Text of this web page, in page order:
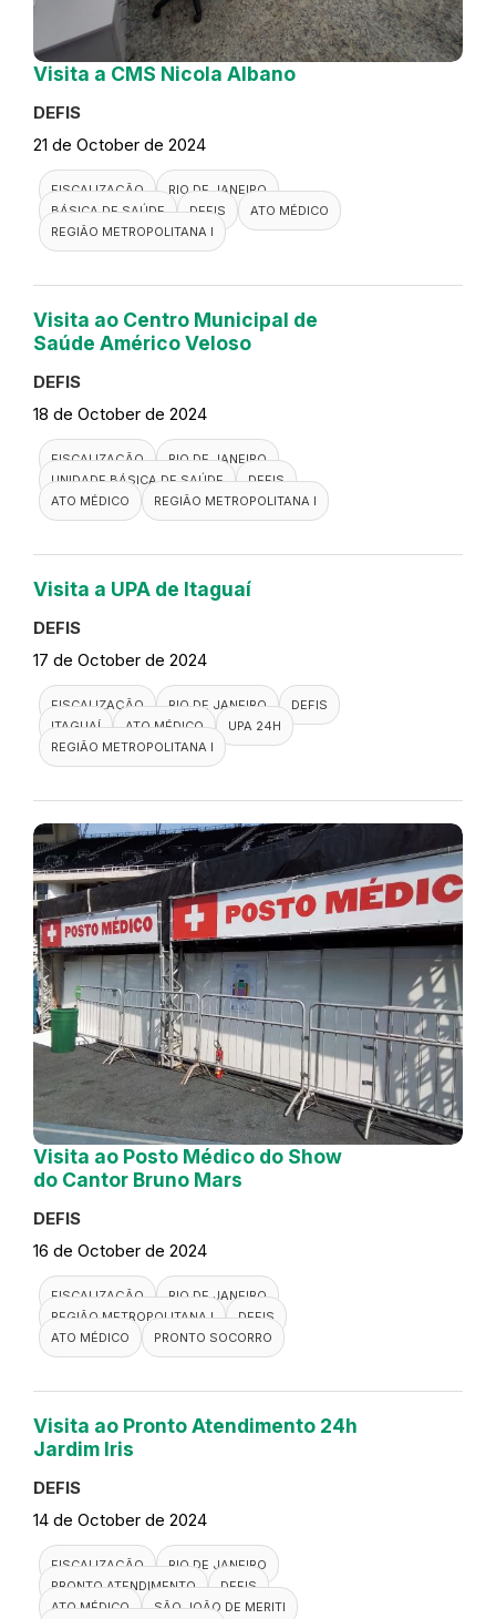
UNIDADE BÁSICA
DEFIS
ATO MÉDICO
REGIÃO METROPOLITANA I.
Visita a CMS Nicola Albano
21 de October de 2024
FISCALIZAÇÃO
RIO DE JANEIRO
Visita ao Centro Municipal de
Saúde Américo Veloso
DEFIS
18 de October de 2024
UNIDADE BÁSICA DE SAÚDE
DEFIS
Visita a UPA de Itaguaí
DEFIS
17 de October de 2024
FISCALIZAÇÃO RIO DE JANEIRO
DEFIS
ITAGUAÍ
ATO MÉDICO
UPA 24H
REGIÃO METROPOLITANA I
do Cantor Bruno Mars
16 de October de 2024
FISCALIZAÇÃO RIO DE JANEIRO